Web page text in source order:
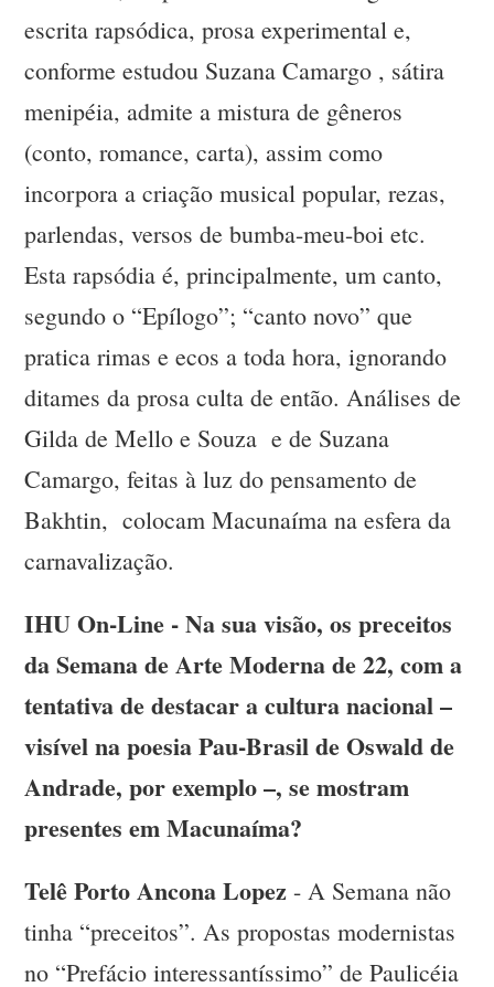
escrita rapsódica, prosa experimental e,
conforme estudou Suzana Camargo , sátira
menipéia, admite a mistura de gêneros
(conto, romance, carta), assim como
incorpora a criação musical popular, rezas,
parlendas, versos de bumba-meu-boi etc.
Esta rapsódia é, principalmente, um canto,
segundo o “Epílogo”; “canto novo” que
pratica rimas e ecos a toda hora, ignorando
ditames da prosa culta de então. Análises de
Gilda de Mello e Souza e de Suzana
Camargo, feitas à luz do pensamento de
Bakhtin, colocam Macunaíma na esfera da
carnavalização.
IHU On-Line - Na sua visão, os preceitos
da Semana de Arte Moderna de 22, com a
tentativa de destacar a cultura nacional –
visível na poesia Pau-Brasil de Oswald de
Andrade, por exemplo –, se mostram
presentes em Macunaíma?
Telê Porto Ancona Lopez - A Semana não
tinha “preceitos”. As propostas modernistas
no “Prefácio interessantíssimo” de Paulicéia